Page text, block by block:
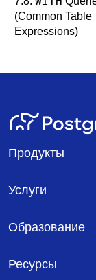
(Common Table
Expressions)
Продукты
Услуги
Образование
Ресурсы